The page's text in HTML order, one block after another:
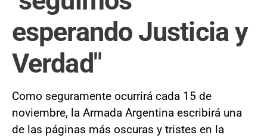
esperando Justicia y
Verdad"
Como seguramente ocurrirá cada 15 de
noviembre, la Armada Argentina escribirá una
de las páginas más oscuras y tristes en la